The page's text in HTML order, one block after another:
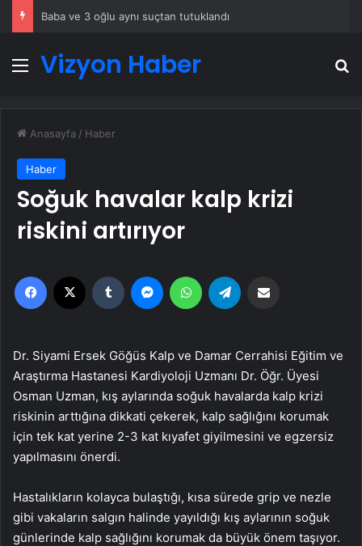
Baba ve 3 oğlu aynı suçtan tutuklandı
Menü
Vizyon Haber
Anasayfa / Haber
Haber
Soğuk havalar kalp krizi
riskini artırıyor
Facebook Tumblr MessengerWhatsApp
Dr. Siyami Ersek Göğüs Kalp ve Damar Cerrahisi Eğitim ve
Araştırma Hastanesi Kardiyoloji Uzmanı Dr. Öğr. Üyesi
Osman Uzman, kış aylarında soğuk havalarda kalp krizi
riskinin arttığına dikkati çekerek, kalp sağlığını korumak
için tek kat yerine 2-3 kat kıyafet giyilmesini ve egzersiz
yapılmasını önerdi.
Hastalıkların kolayca bulaştığı, kısa sürede grip ve nezle
gibi vakaların salgın halinde yayıldığı kış aylarının soğuk
günlerinde kalp sağlığını korumak da büyük önem taşıyor.